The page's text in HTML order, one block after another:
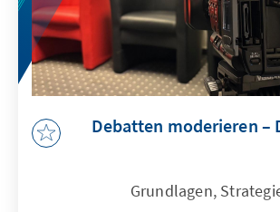
Debatten moderieren –
Grundlagen,